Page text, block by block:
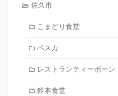
佐久市
こまどり食堂
ペスカ
レストランティーボーン
鈴本食堂